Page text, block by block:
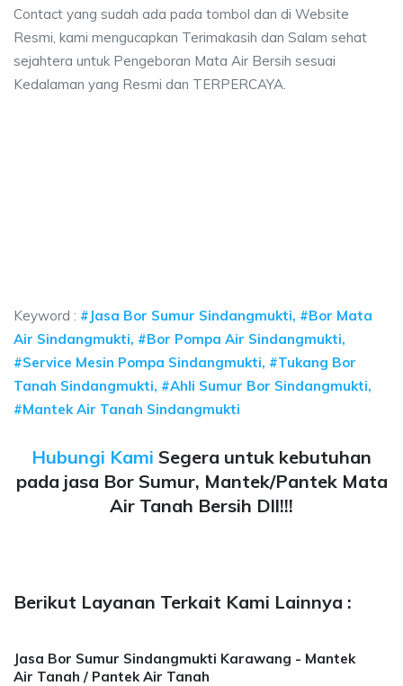
Contact yang sudah ada pada tombol dan di Website
Resmi, kami mengucapkan Terimakasih dan Salam sehat
sejahtera untuk Pengeboran Mata Air Bersih sesuai
Kedalaman yang Resmi dan TERPERCAYA.
Keyword : #Jasa Bor Sumur Sindangmukti, #Bor Mata
Air Sindangmukti, #Bor Pompa Air Sindangmukti,
#Service Mesin Pompa Sindangmukti, #Tukang Bor
Tanah Sindangmukti, #Ahli Sumur Bor Sindangmukti,
#Mantek Air Tanah Sindangmukti
Hubungi Kami Segera untuk kebutuhan
pada jasa Bor Sumur, Mantek/Pantek Mata
Air Tanah Bersih Dll!!!
Berikut Layanan Terkait Kami Lainnya :
Jasa Bor Sumur Sindangmukti Karawang - Mantek
Air Tanah / Pantek Air Tanah